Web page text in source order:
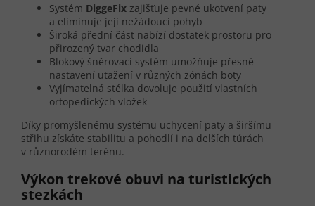
Systém DiggeFix zajišťuje pevné ukotvení paty
a eliminuje její nežádoucí pohyb
Široká přední část nabízí dostatek prostoru pro
přirozený tvar chodidla
Blokový šněrovací systém umožňuje přesné
nastavení utažení v různých zónách boty
Vyjímatelná stélka dovoluje použití vlastních
ortopedických vložek
Díky promyšlenému systému uchycení paty a širšímu
střihu získáte stabilitu a pohodlí i na delších túrách
v různorodém terénu.
Výkon trekové obuvi na turistických
stezkách